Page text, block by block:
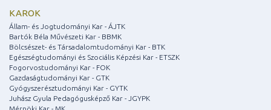
KAROK
Állam- és Jogtudományi Kar - ÁJTK
Bartók Béla Művészeti Kar - BBMK
Bölcsészet- és Társadalomtudományi Kar - BTK
Egészségtudományi és Szociális Képzési Kar - ETSZK
Fogorvostudományi Kar - FOK
Gazdaságtudományi Kar - GTK
Gyógyszerésztudományi Kar - GYTK
Juhász Gyula Pedagógusképző Kar - JGYPK